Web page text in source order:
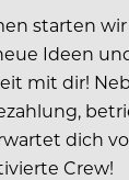
starten
Ideen
mit dir!
dich
Crew!